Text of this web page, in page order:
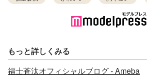
もっと詳しくみる
福士蒼汰オフィシャルブログ - Ameba